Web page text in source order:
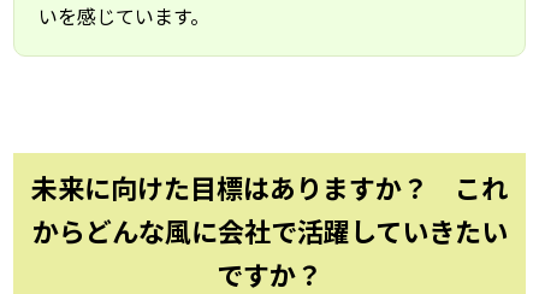
いを感じています。
未来に向けた目標はありますか？ これ
からどんな風に会社で活躍していきたい
ですか？